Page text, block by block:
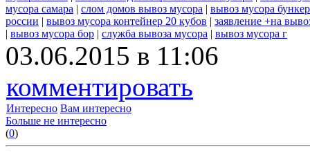
мусора самара | слом домов вывоз мусора | вывоз мусора
россии | вывоз мусора контейнер 20 кубов | заявление +на
| вывоз мусора бор | служба вывоза мусора | вывоз мусора г
03.06.2015 в 11:06
комментировать
Интересно Вам интересно
Больше не интересно
(0)